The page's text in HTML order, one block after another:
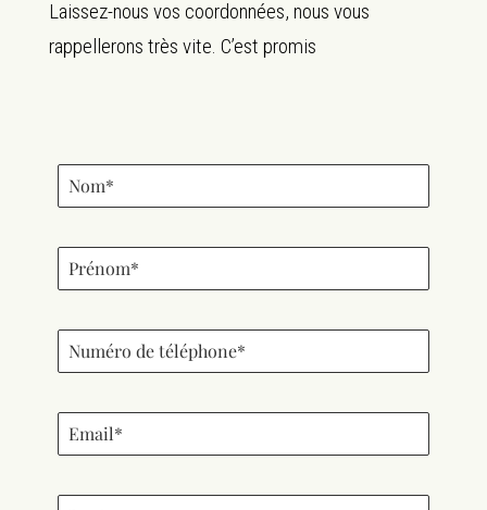
Laissez-nous vos coordonnées, nous vous
rappellerons très vite. C’est promis